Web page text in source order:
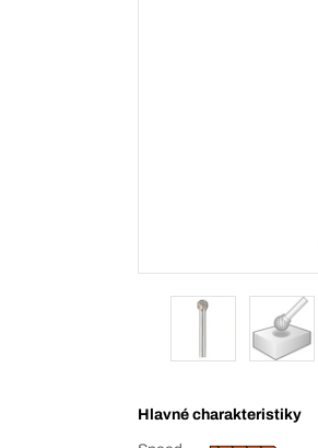
Hlavné charakteristiky